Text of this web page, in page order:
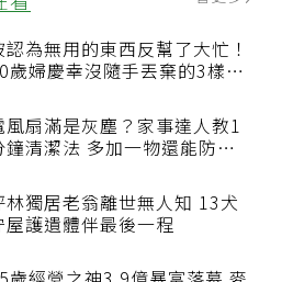
看
認為無用的東西反幫了大忙！
50歲婦慶幸沒隨手丟棄的3樣物
風扇滿是灰塵？家事達人教1
林獨居老翁離世無人知 13犬
守屋護遺體伴最後一程